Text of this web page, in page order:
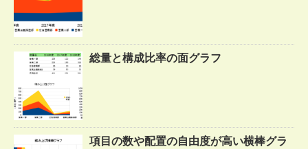
総量と構成比率の面グラフ
項目の数や配置の自由度が高い横棒グラ